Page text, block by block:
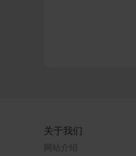
关于我们
网站介绍